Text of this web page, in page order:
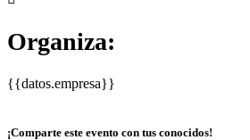
Organiza:
{{datos.empresa}}
¡Comparte este evento con tus conocidos!